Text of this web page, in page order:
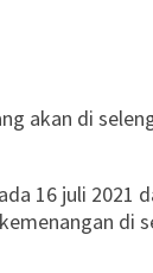
akan di
16 juli 2021
di